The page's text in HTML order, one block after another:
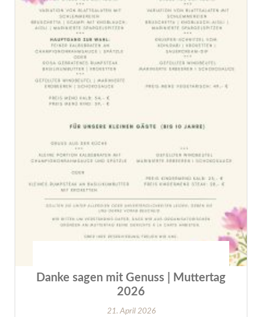
Danke sagen mit Genuss | Muttertag
2026
21. April 2026